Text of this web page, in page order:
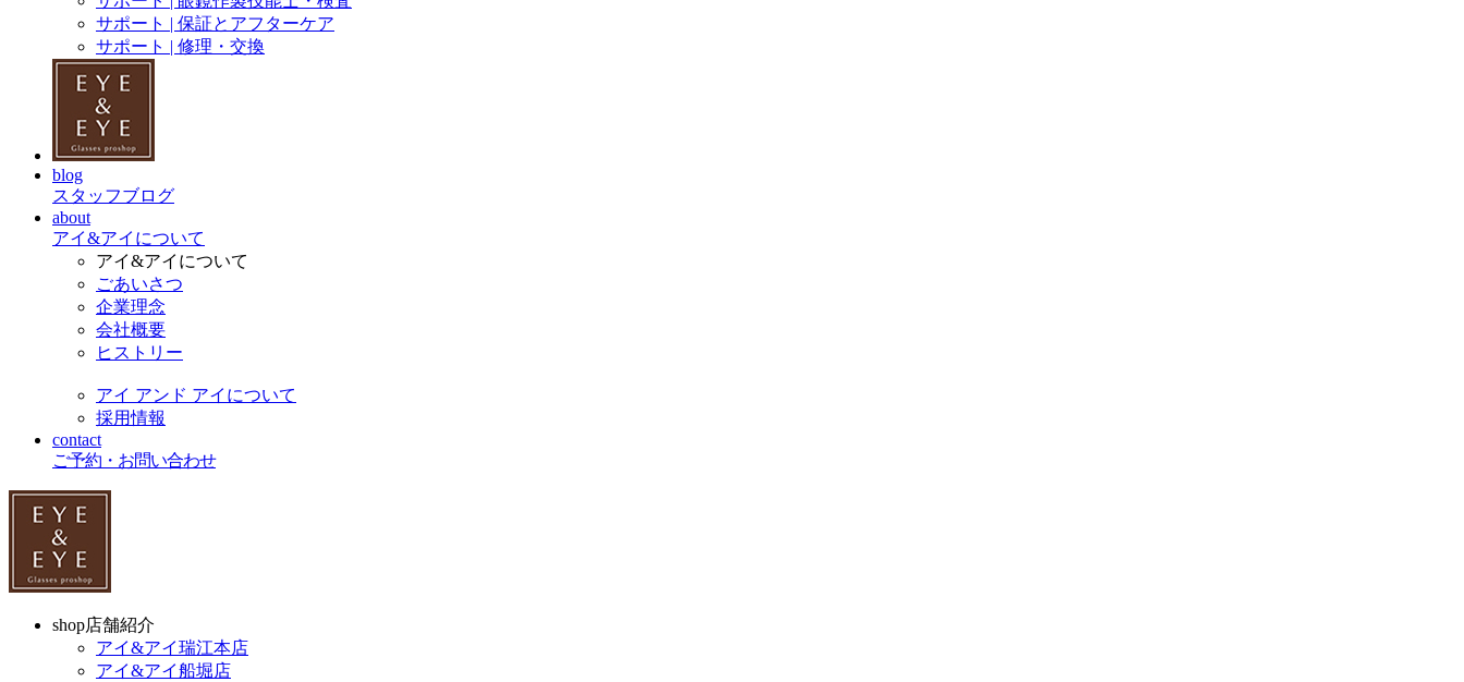
サポート | 保証とアフターケア
サポート | 修理・交換
blog
スタッフブログ
about
アイ&アイについて
アイ&アイについて
ごあいさつ
企業理念
会社概要
ヒストリー
アイ アンド アイについて
採用情報
contact
ご予約・お問い合わせ
shop店舗紹介
アイ&アイ瑞江本店
アイ&アイ船堀店